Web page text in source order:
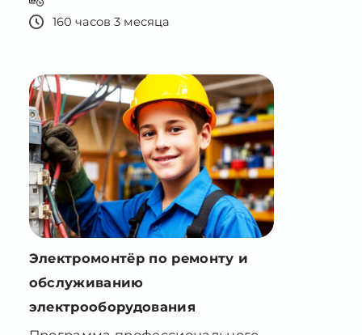
Электромонтёр по ремонту и
обслуживанию
электрооборудования
Программа профессионального
обучения для лиц, осваивающих